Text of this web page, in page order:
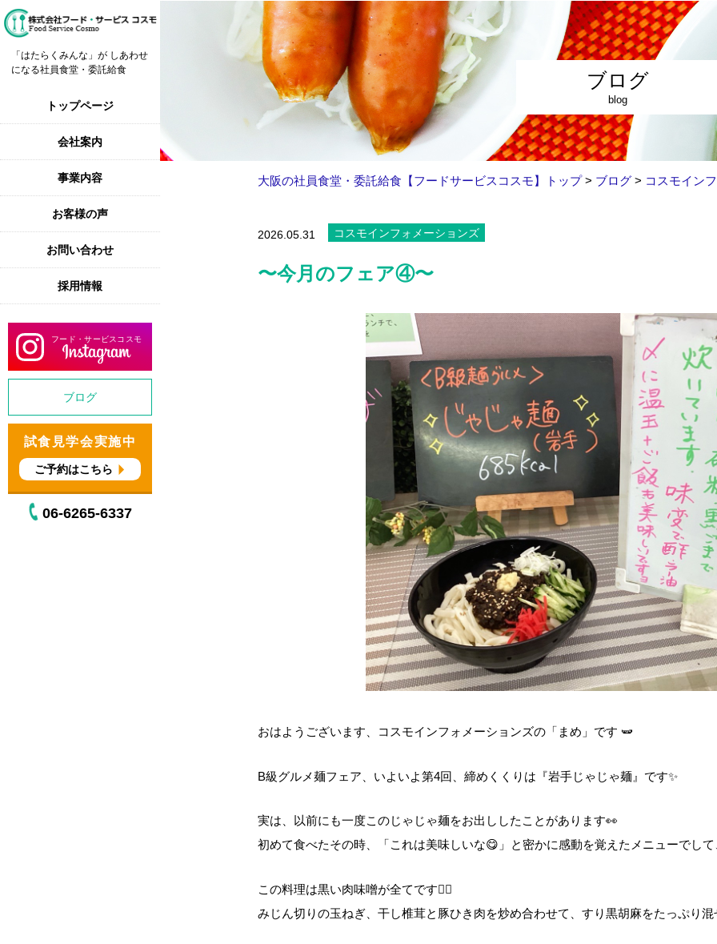
「はたらくみんな」が しあわせ
になる社員食堂・委託給食
トップページ
会社案内
事業内容
お客様の声
お問い合わせ
採用情報
ブログ
試食見学会実施中
ご予約はこちら
06-6265-6337
ブログ
blog
大阪の社員食堂・委託給食【フードサービスコスモ】トップ> ブログ > コスモイン
2026.05.31 コスモインフォメーションズ
〜今月のフェア④〜
おはようございます、コスモインフォメーションズの「まめ」です 🫛
B級グルメ麺フェア、いよいよ第4回、締めくくりは『岩手じゃじゃ麺』です✨
実は、以前にも一度このじゃじゃ麺をお出ししたことがあります👀
初めて食べたその時、「これは美味しいな😋」と密かに感動を覚えたメニューでし
この料理は黒い肉味噌が全てです🙆‍♂️
みじん切りの玉ねぎ、干し椎茸と豚ひき肉を炒め合わせて、すり黒胡麻をたっぷり